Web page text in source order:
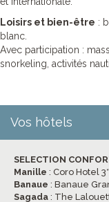
Loisirs et bien-être :
blanc.
Avec participation :
snorkeling, activités
Vos hôtels
SELECTION
Manille : Coro Hotel 3*
Banaue : Banaue
Sagada : The